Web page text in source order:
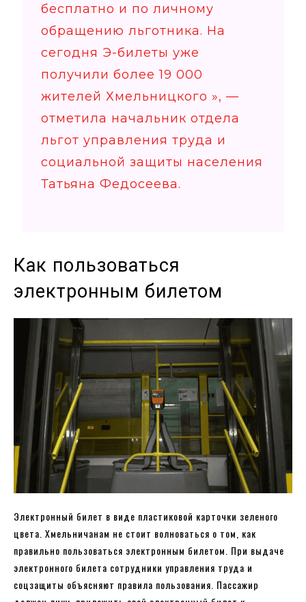
бесплатно и по личному
обращению льготника. На
сегодня Э-билеты уже
получили более 19 000
жителей Хмельницкого », —
отметила начальник отдела
льгот управления труда и
социальной защиты населения
Татьяна Федосеева.
Как пользоваться
электронным билетом
Электронный билет в виде пластиковой карточки зеленого
цвета. Хмельничанам не стоит волноваться о том, как
правильно пользоваться электронным билетом. При выдаче
электронного билета сотрудники управления труда и
соцзащиты объясняют правила пользования. Пассажир